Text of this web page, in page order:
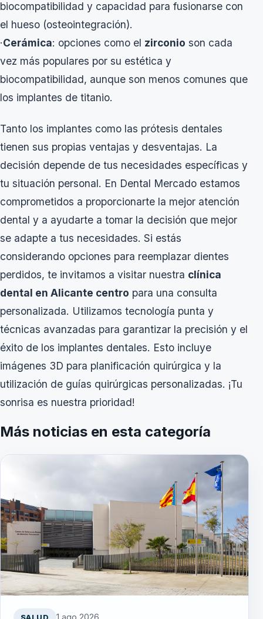
biocompatibilidad y capacidad para fusionarse con
el hueso (osteointegración).
·Cerámica: opciones como el zirconio son cada
vez más populares por su estética y
biocompatibilidad, aunque son menos comunes que
los implantes de titanio.
Tanto los implantes como las prótesis dentales
tienen sus propias ventajas y desventajas. La
decisión depende de tus necesidades específicas y
tu situación personal. En Dental Mercado estamos
comprometidos a proporcionarte la mejor atención
dental y a ayudarte a tomar la decisión que mejor
se adapte a tus necesidades. Si estás
considerando opciones para reemplazar dientes
perdidos, te invitamos a visitar nuestra clínica
dental en Alicante centro para una consulta
personalizada. Utilizamos tecnología punta y
técnicas avanzadas para garantizar la precisión y el
éxito de los implantes dentales. Esto incluye
imágenes 3D para planificación quirúrgica y la
utilización de guías quirúrgicas personalizadas. ¡Tu
sonrisa es nuestra prioridad!
Más noticias en esta categoría